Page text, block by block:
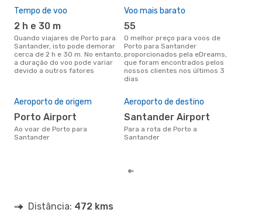
Tempo de voo
2 h e 30 m
Quando viajares de Porto para
Santander, isto pode demorar
cerca de 2 h e 30 m. No entanto,
a duração do voo pode variar
devido a outros fatores
Voo mais barato
55
O melhor preço para voos de
Porto para Santander
proporcionados pela eDreams,
que foram encontrados pelos
nossos clientes nos últimos 3
dias
Aeroporto de origem
Porto Airport
Ao voar de Porto para
Santander
Aeroporto de destino
Santander Airport
Para a rota de Porto a
Santander
Distância: 472 kms